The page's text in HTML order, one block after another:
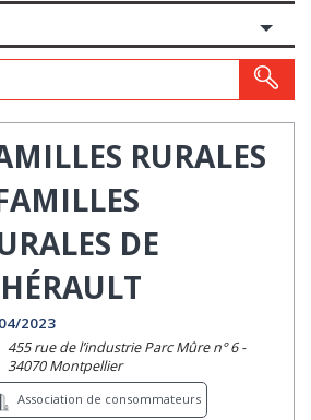
RURALES
DE
2023
455 rue de l’industrie Parc Mûre n° 6 -
34070 Montpellier
Association de consommateurs